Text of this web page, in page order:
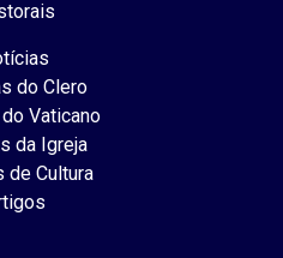
do Clero
Vaticano
da Igreja
de Cultura